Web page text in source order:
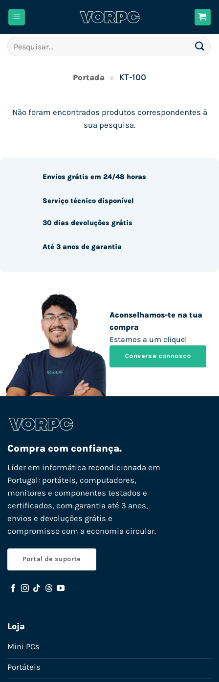
Pesquisar
por:
Portada » KT-100
Não foram encontrados produtos correspondentes à
sua pesquisa.
Aconselhamos-te na tua
compra
Estamos a um clique!
Conversa connosco
Envios grátis em 24/48 horas
Serviço técnico disponível
30 dias devoluções grátis
Até 3 anos de garantia
Compra com confiança.
Líder em informática recondicionada em
Portugal: portáteis, computadores,
monitores e componentes testados e
certificados, com garantia até 3 anos,
envios e devoluções grátis e
compromisso com a economia circular.
Portal de suporte
Loja
Mini PCs
Portáteis